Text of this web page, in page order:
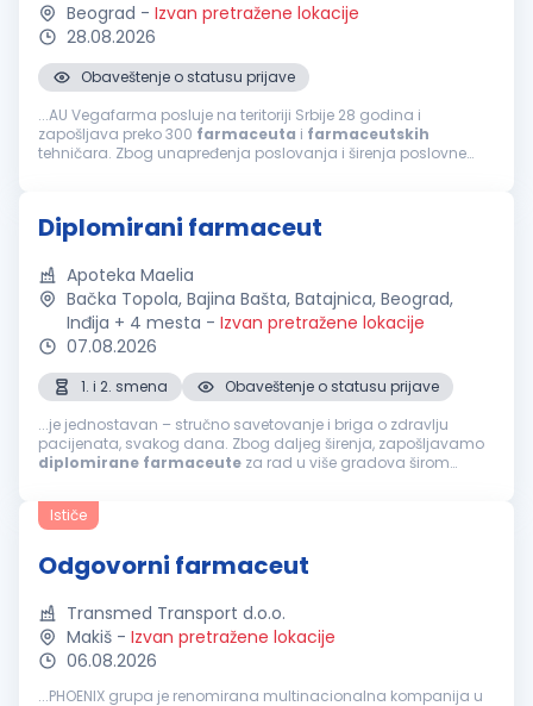
Beograd - Izvan pretražene lokacije
28.08.2026
Obaveštenje o statusu prijave
...AU Vegafarma posluje na teritoriji Srbije 28 godina i
zapošljava preko 300 farmaceuta i farmaceutskih
tehničara. Zbog unapređenja poslovanja i širenja poslovne
Diplomirani farmaceut
Apoteka Maelia
Bačka Topola, Bajina Bašta, Batajnica, Beograd,
Inđija + 4 mesta - Izvan pretražene lokacije
07.08.2026
1. i 2. smena
Obaveštenje o statusu prijave
...je jednostavan – stručno savetovanje i briga o zdravlju
pacijenata, svakog dana. Zbog daljeg širenja, zapošljavamo
diplomirane farmaceute za rad u više gradova širom
sistemu Priliku...
Ističe
Odgovorni farmaceut
Transmed Transport d.o.o.
Makiš - Izvan pretražene lokacije
06.08.2026
...PHOENIX grupa je renomirana multinacionalna kompanija u